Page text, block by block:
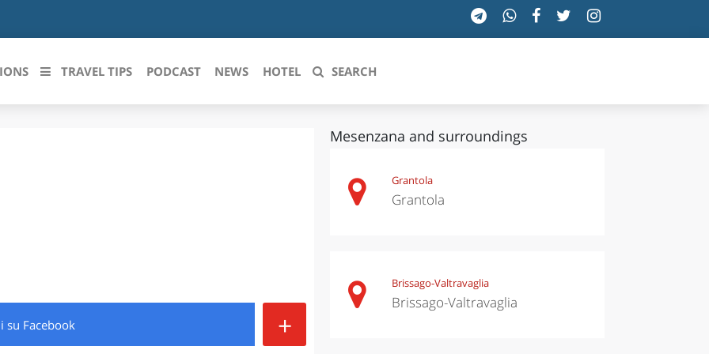
ROMAGNA PIEMONTE
TOSCANA
VALLE D'AOSTA
TRAVEL TIPS PODCAST NEWS HOTEL SEARCH
su Facebook +
Mesenzana and surroundings
Grantola
Grantola
Brissago-Valtravaglia
Brissago-Valtravaglia